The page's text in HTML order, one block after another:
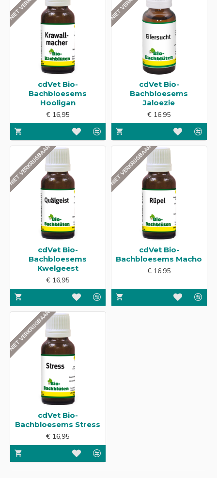
cdVet Bio-
Bachbloesems
Hooligan
€ 16,95
cdVet Bio-
Bachbloesems
Jaloezie
€ 16,95
NIET VERKRIJGBAAR
cdVet Bio-
Bachbloesems
Kwelgeest
€ 16,95
NIET VERKRIJGBAAR
cdVet Bio-
Bachbloesems Macho
€ 16,95
NIET VERKRIJGBAAR
cdVet Bio-
Bachbloesems Stress
€ 16,95